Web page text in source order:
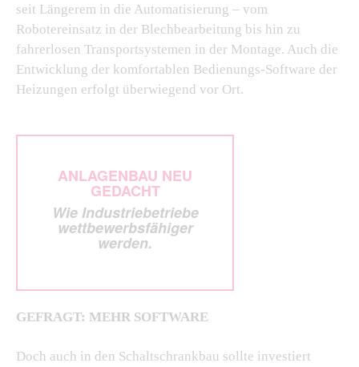
seit Längerem in die Automatisierung – vom
Robotereinsatz in der Blechbearbeitung bis hin zu
fahrerlosen Transportsystemen in der Montage. Auch die
Entwicklung der komfortablen Bedienungs-Software der
Heizungen erfolgt überwiegend vor Ort.
ANLAGENBAU NEU
GEDACHT
Wie Industriebetriebe
wettbewerbsfähiger
werden.
GEFRAGT: MEHR SOFTWARE
Doch auch in den Schaltschrankbau sollte investiert